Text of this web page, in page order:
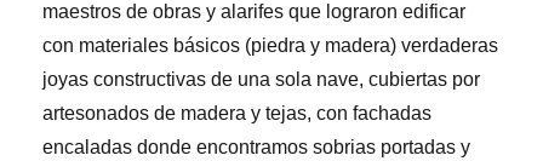
maestros de obras y alarifes que lograron edificar
con materiales básicos (piedra y madera) verdaderas
joyas constructivas de una sola nave, cubiertas por
artesonados de madera y tejas, con fachadas
encaladas donde encontramos sobrias portadas y